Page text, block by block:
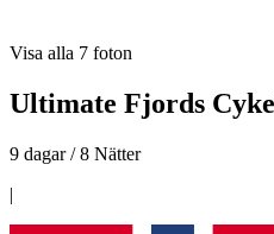
Visa alla 7 foton
Ultimate Fjords
9 dagar / 8 Nätter
|